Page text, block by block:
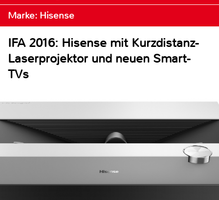
Marke: Hisense
IFA 2016: Hisense mit Kurzdistanz-
Laserprojektor und neuen Smart-
TVs